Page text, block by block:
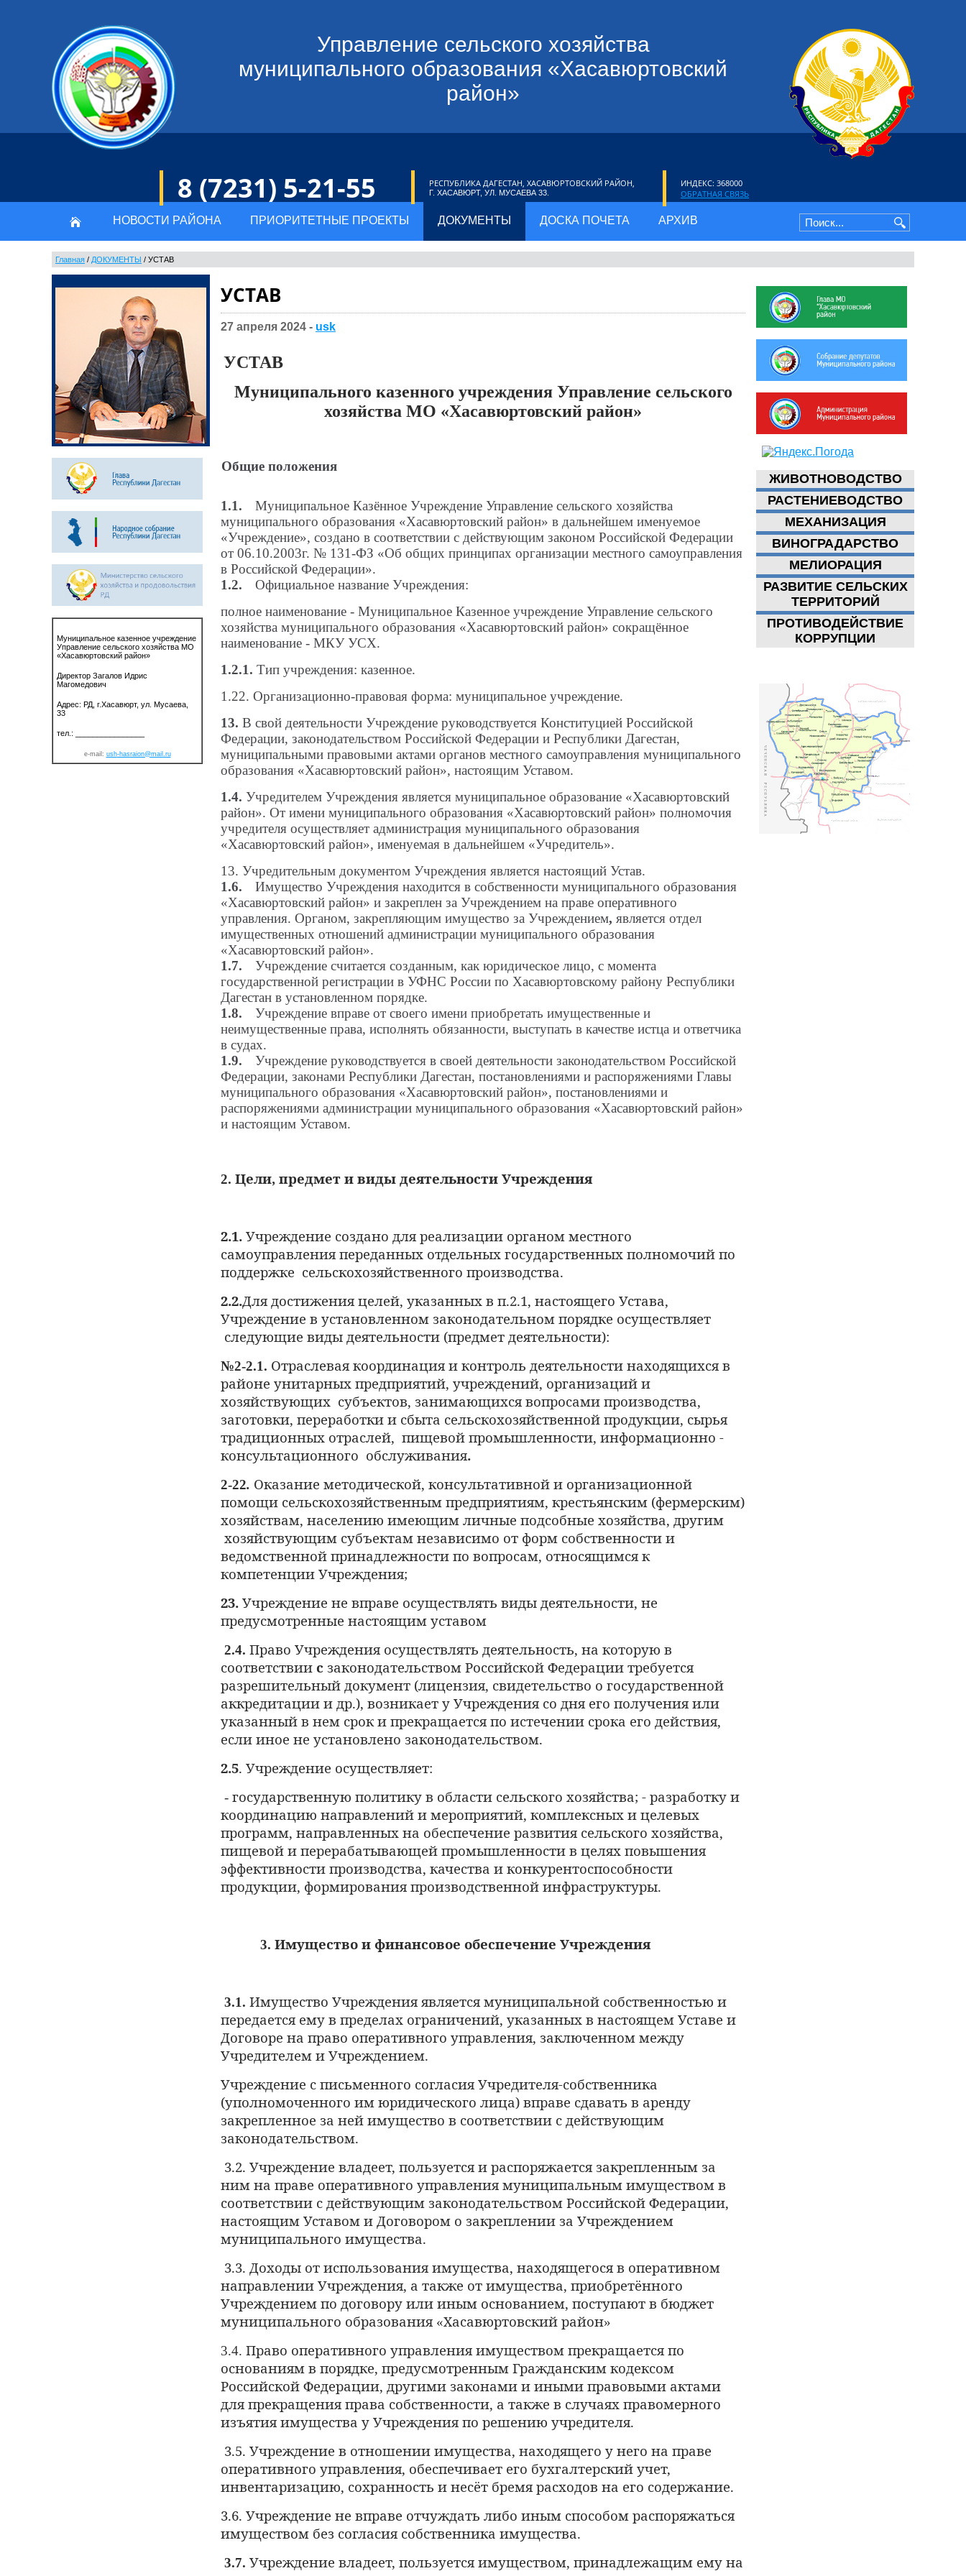
Управление сельского хозяйства
муниципального образования «Хасавюртовский
район»
8 (7231) 5-21-55 РЕСПУБЛИКА ДАГЕСТАН, ХАСАВЮРТОВСКИЙ РАЙОН,
Г. ХАСАВЮРТ, УЛ. МУСАЕВА 33.
ИНДЕКС: 368000
ОБРАТНАЯ СВЯЗЬ
НОВОСТИ РАЙОНА ПРИОРИТЕТНЫЕ ПРОЕКТЫ ДОКУМЕНТЫ ДОСКА ПОЧЕТА АРХИВ
Главная / ДОКУМЕНТЫ / УСТАВ
Муниципальное казенное учреждение
Управление сельского хозяйства МО
«Хасавюртовский район»
Директор Загалов Идрис
Магомедович
Адрес: РД, г.Хасавюрт, ул. Мусаева,
33
тел.: ________________
e-mail: ush-hasraion@mail.ru
ЖИВОТНОВОДСТВО
РАСТЕНИЕВОДСТВО
МЕХАНИЗАЦИЯ
ВИНОГРАДАРСТВО
МЕЛИОРАЦИЯ
РАЗВИТИЕ СЕЛЬСКИХ
ТЕРРИТОРИЙ
ПРОТИВОДЕЙСТВИЕ
КОРРУПЦИИ
УСТАВ
27 апреля 2024 - usk
УСТАВ
Муниципального казенного учреждения Управление сельского
хозяйства МО «Хасавюртовский район»
Общие положения
1.1.
Муниципальное Казённое Учреждение Управление сельского хозяйства
муниципального образования «Хасавюртовский район» в дальнейшем именуемое
«Учреждение», создано в соответствии с действующим законом Российской Федерации
от 06.10.2003г. № 131-ФЗ «Об общих принципах организации местного самоуправления
в Российской Федерации».
1.2.
Официальное название Учреждения:
полное наименование - Муниципальное Казенное учреждение Управление сельского
хозяйства муниципального образования «Хасавюртовский район» сокращённое
наименование - МКУ УСХ.
1.2.1. Тип учреждения: казенное.
1.22. Организационно-правовая форма: муниципальное учреждение.
13. В свой деятельности Учреждение руководствуется Конституцией Российской
Федерации, законодательством Российской Федерации и Республики Дагестан,
муниципальными правовыми актами органов местного самоуправления муниципального
образования «Хасавюртовский район», настоящим Уставом.
1.4. Учредителем Учреждения является муниципальное образование «Хасавюртовский
район». От имени муниципального образования «Хасавюртовский район» полномочия
учредителя осуществляет администрация муниципального образования
«Хасавюртовский район», именуемая в дальнейшем «Учредитель».
13. Учредительным документом Учреждения является настоящий Устав.
1.6.
Имущество Учреждения находится в собственности муниципального образования
«Хасавюртовский район» и закреплен за Учреждением на праве оперативного
управления. Органом, закрепляющим имущество за Учреждением, является отдел
имущественных отношений администрации муниципального образования
«Хасавюртовский район».
1.7.
Учреждение считается созданным, как юридическое лицо, с момента
государственной регистрации в УФНС России по Хасавюртовскому району Республики
Дагестан в установленном порядке.
1.8.
Учреждение вправе от своего имени приобретать имущественные и
неимущественные права, исполнять обязанности, выступать в качестве истца и ответчика
в судах.
1.9.
Учреждение руководствуется в своей деятельности законодательством Российской
Федерации, законами Республики Дагестан, постановлениями и распоряжениями Главы
муниципального образования «Хасавюртовский район», постановлениями и
распоряжениями администрации муниципального образования «Хасавюртовский район»
и настоящим Уставом.
2. Цели, предмет и виды деятельности Учреждения
2.1. Учреждение создано для реализации органом местного
самоуправления переданных отдельных государственных полномочий по
поддержке сельскохозяйственного производства.
2.2.Для достижения целей, указанных в п.2.1, настоящего Устава,
Учреждение в установленном законодательном порядке осуществляет
следующие виды деятельности (предмет деятельности):
№2-2.1. Отраслевая координация и контроль деятельности находящихся в
районе унитарных предприятий, учреждений, организаций и
хозяйствующих субъектов, занимающихся вопросами производства,
заготовки, переработки и сбыта сельскохозяйственной продукции, сырья
традиционных отраслей, пищевой промышленности, информационно -
консультационного обслуживания.
2-22. Оказание методической, консультативной и организационной
помощи сельскохозяйственным предприятиям, крестьянским (фермерским)
хозяйствам, населению имеющим личные подсобные хозяйства, другим
хозяйствующим субъектам независимо от форм собственности и
ведомственной принадлежности по вопросам, относящимся к
компетенции Учреждения;
23. Учреждение не вправе осуществлять виды деятельности, не
предусмотренные настоящим уставом
2.4. Право Учреждения осуществлять деятельность, на которую в
соответствии с законодательством Российской Федерации требуется
разрешительный документ (лицензия, свидетельство о государственной
аккредитации и др.), возникает у Учреждения со дня его получения или
указанный в нем срок и прекращается по истечении срока его действия,
если иное не установлено законодательством.
2.5. Учреждение осуществляет:
- государственную политику в области сельского хозяйства; - разработку и
координацию направлений и мероприятий, комплексных и целевых
программ, направленных на обеспечение развития сельского хозяйства,
пищевой и перерабатывающей промышленности в целях повышения
эффективности производства, качества и конкурентоспособности
продукции, формирования производственной инфраструктуры.
3. Имущество и финансовое обеспечение Учреждения
3.1. Имущество Учреждения является муниципальной собственностью и
передается ему в пределах ограничений, указанных в настоящем Уставе и
Договоре на право оперативного управления, заключенном между
Учредителем и Учреждением.
Учреждение с письменного согласия Учредителя-собственника
(уполномоченного им юридического лица) вправе сдавать в аренду
закрепленное за ней имущество в соответствии с действующим
законодательством.
3.2. Учреждение владеет, пользуется и распоряжается закрепленным за
ним на праве оперативного управления муниципальным имуществом в
соответствии с действующим законодательством Российской Федерации,
настоящим Уставом и Договором о закреплении за Учреждением
муниципального имущества.
3.3. Доходы от использования имущества, находящегося в оперативном
направлении Учреждения, а также от имущества, приобретённого
Учреждением по договору или иным основанием, поступают в бюджет
муниципального образования «Хасавюртовский район»
3.4. Право оперативного управления имуществом прекращается по
основаниям в порядке, предусмотренным Гражданским кодексом
Российской Федерации, другими законами и иными правовыми актами
для прекращения права собственности, а также в случаях правомерного
изъятия имущества у Учреждения по решению учредителя.
3.5. Учреждение в отношении имущества, находящего у него на праве
оперативного управления, обеспечивает его бухгалтерский учет,
инвентаризацию, сохранность и несёт бремя расходов на его содержание.
3.6. Учреждение не вправе отчуждать либо иным способом распоряжаться
имуществом без согласия собственника имущества.
3.7. Учреждение владеет, пользуется имуществом, принадлежащим ему на